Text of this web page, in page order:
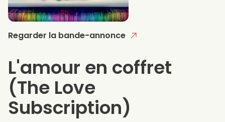
Regarder la bande-annonce
L'amour en coffret
(The Love
Subscription)